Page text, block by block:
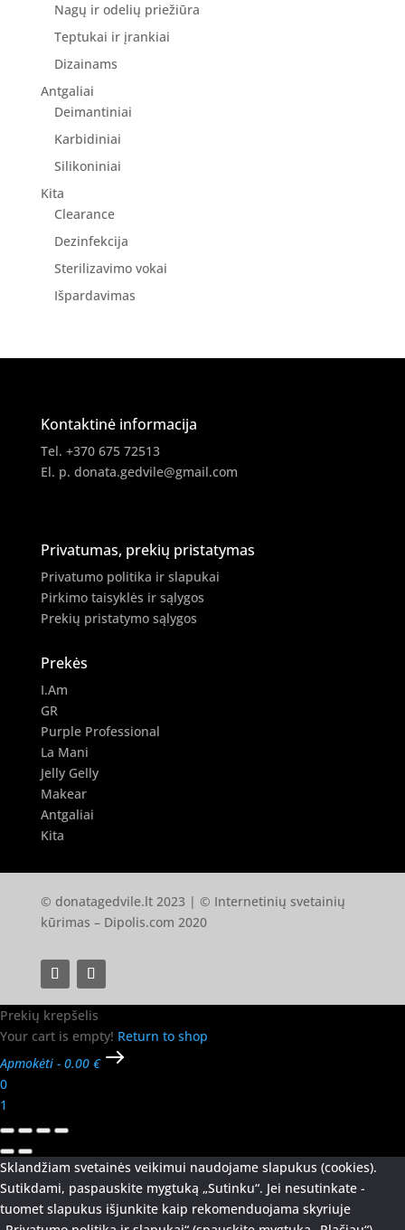
Nagų ir odelių priežiūra
Teptukai ir įrankiai
Dizainams
Antgaliai
Deimantiniai
Karbidiniai
Silikoniniai
Kita
Clearance
Dezinfekcija
Sterilizavimo vokai
Išpardavimas
Kontaktinė informacija
Tel. +370 675 72513
El. p. donata.gedvile@gmail.com
Privatumas, prekių pristatymas
Privatumo politika ir slapukai
Pirkimo taisyklės ir sąlygos
Prekių pristatymo sąlygos
Prekės
I.Am
GR
Purple Professional
La Mani
Jelly Gelly
Makear
Antgaliai
Kita
© donatagedvile.lt 2023 | © Internetinių svetainių
kūrimas – Dipolis.com 2020
Prekių krepšelis
Your cart is empty! Return to shop
Apmokėti - 0.00 €
0
1
Sklandžiam svetainės veikimui naudojame slapukus (cookies).
Sutikdami, paspauskite mygtuką „Sutinku“. Jei nesutinkate -
tuomet slapukus išjunkite kaip rekomenduojama skyriuje